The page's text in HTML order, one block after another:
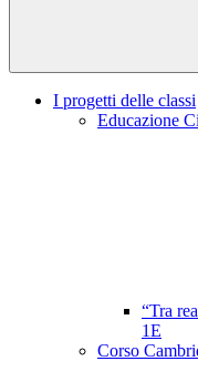
I progetti delle classi
Educazione
“Tra
1E
Corso